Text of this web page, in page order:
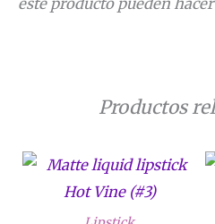
este producto pueden
Productos